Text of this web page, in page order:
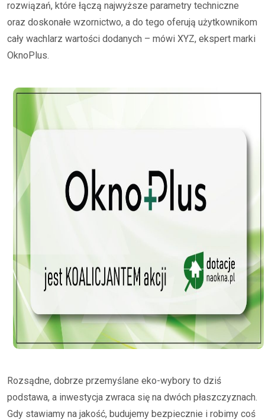
rozwiązań, które łączą najwyższe parametry techniczne
oraz doskonałe wzornictwo, a do tego oferują użytkownikom
cały wachlarz wartości dodanych – mówi XYZ, ekspert marki
OknoPlus.
Rozsądne, dobrze przemyślane eko-wybory to dziś
podstawa, a inwestycja zwraca się na dwóch płaszczyznach.
Gdy stawiamy na jakość, budujemy bezpiecznie i robimy coś